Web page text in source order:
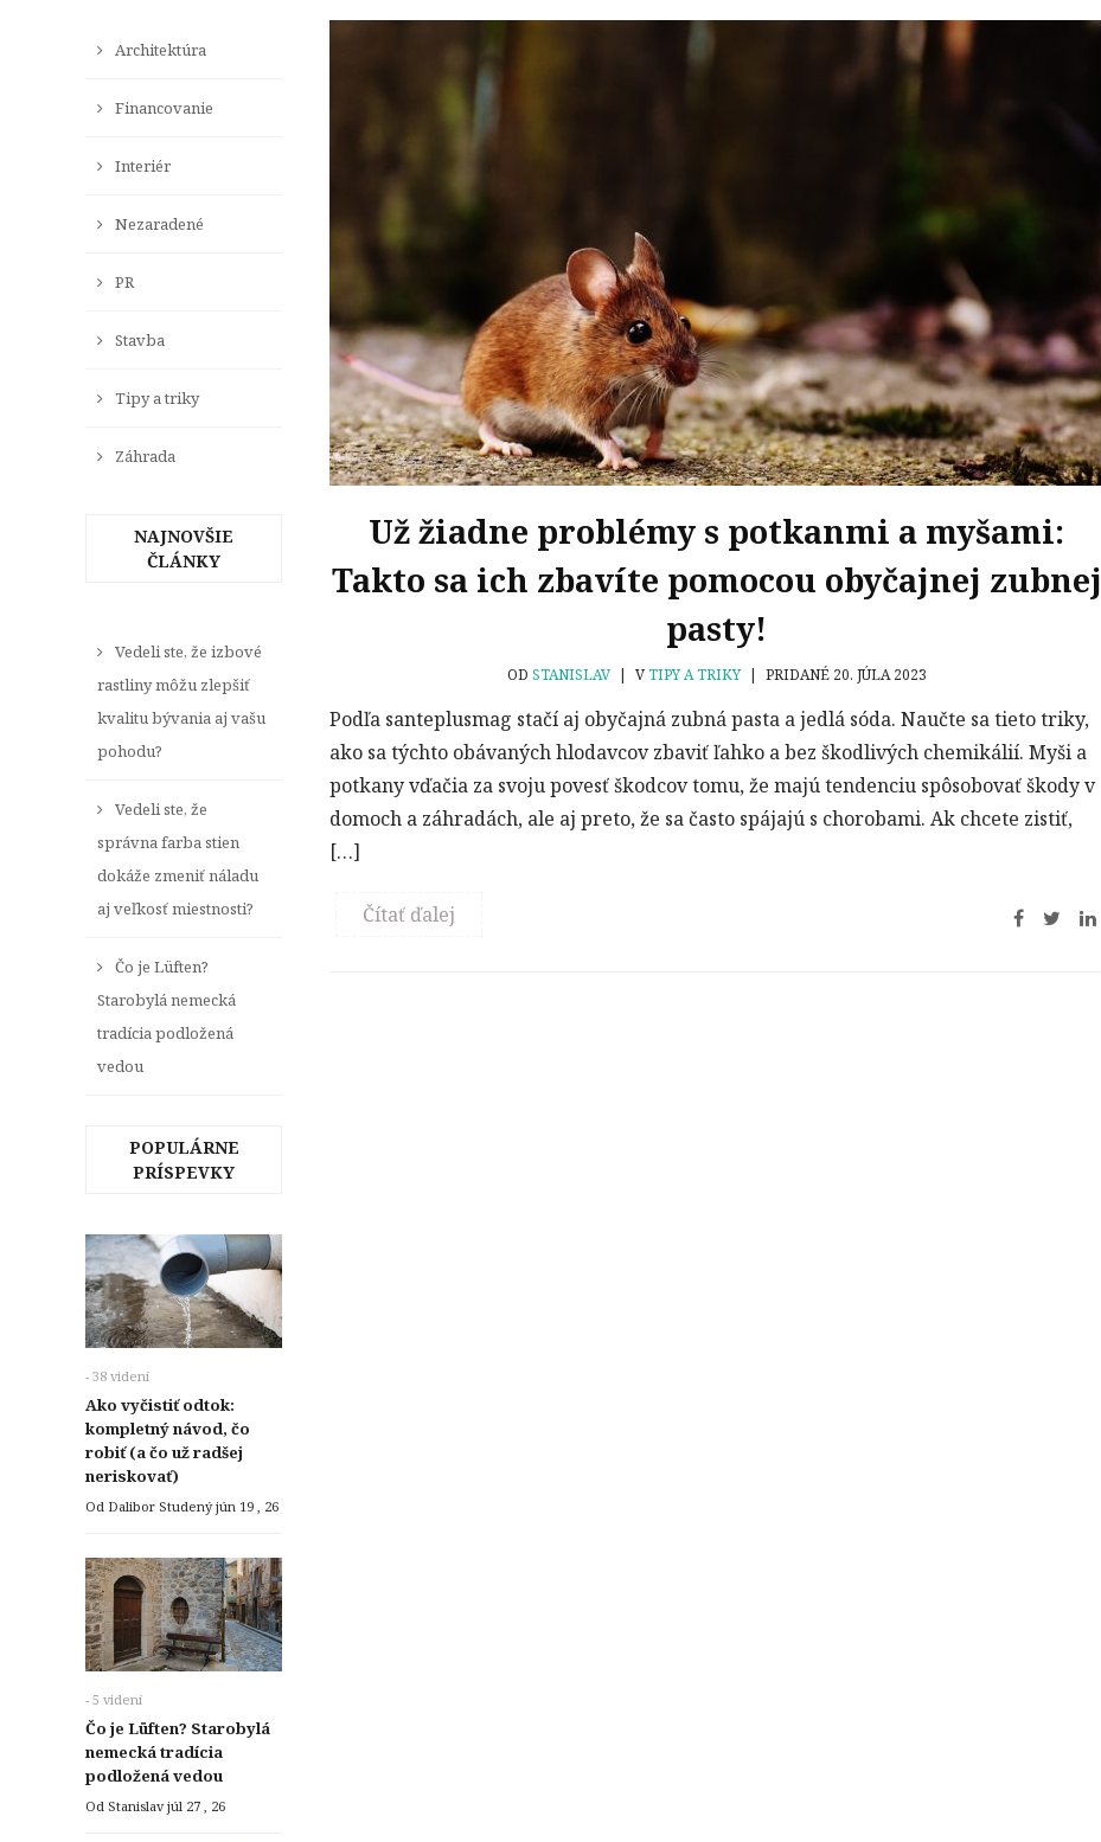
Už žiadne problémy s potkanmi a myšami:
Takto sa ich zbavíte pomocou obyčajnej zubnej
pasty!
OD STANISLAV | VTIPY A TRIKY | PRIDANÉ 20. JÚLA 2023
Podľa santeplusmag stačí aj obyčajná zubná pasta a jedlá sóda. Naučte sa tieto triky,
ako sa týchto obávaných hlodavcov zbaviť ľahko a bez škodlivých chemikálií. Myši a
potkany vďačia za svoju povesť škodcov tomu, že majú tendenciu spôsobovať škody v
domoch a záhradách, ale aj preto, že sa často spájajú s chorobami. Ak chcete zistiť,
[…]
Čítať ďalej
Architektúra
Financovanie
Interiér
Nezaradené
PR
Stavba
Tipy a triky
Záhrada
NAJNOVŠIE
ČLÁNKY
Vedeli ste, že izbové
rastliny môžu zlepšiť
kvalitu bývania aj vašu
pohodu?
Vedeli ste, že
správna farba stien
dokáže zmeniť náladu
aj veľkosť miestnosti?
Čo je Lüften?
Starobylá nemecká
tradícia podložená
vedou
POPULÁRNE
PRÍSPEVKY
- 38 videní
Ako vyčistiť odtok:
kompletný návod, čo
robiť (a čo už radšej
neriskovať)
Od Dalibor Studený jún 19 , 26
- 5 videní
Čo je Lüften? Starobylá
nemecká tradícia
podložená vedou
Od Stanislavjúl 27 , 26